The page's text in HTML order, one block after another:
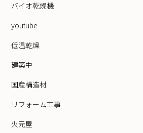
バイオ乾燥機
youtube
低温乾燥
建築中
国産構造材
リフォーム工事
火元屋